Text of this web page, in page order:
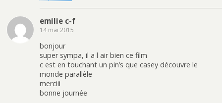
emilie c-f
14 mai 2015
bonjour
super sympa, il a l air bien ce film
c est en touchant un pin’s que casey découvre le
monde parallèle
merciii
bonne journée